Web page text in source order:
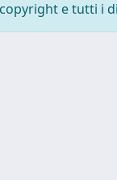
e tutti i